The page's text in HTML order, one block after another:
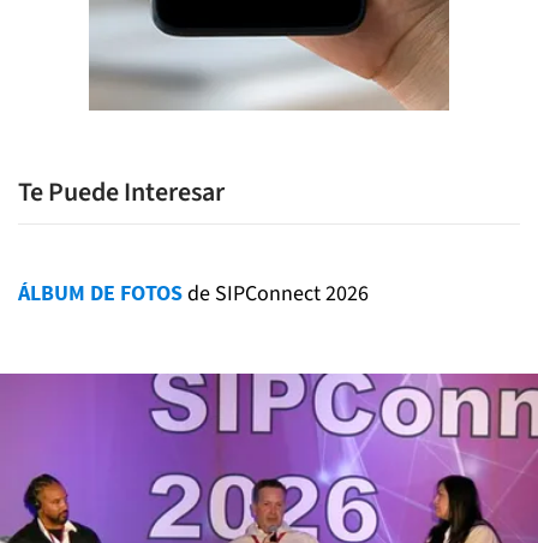
Te Puede Interesar
ÁLBUM DE FOTOSde SIPConnect 2026